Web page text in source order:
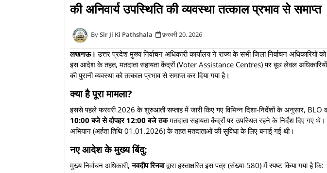
की अनिवार्य उपस्थिति की व्यवस्था तत्काल प्रभाव से समाप्त
Sir Ji Ki Pathshala फ़रवरी 20, 2026
लखनऊ। उत्तर प्रदेश मुख्य निर्वाचन अधिकारी कार्यालय ने राज्य के सभी जिला निर्वाचन अधिकारियों
इस आदेश के तहत, मतदाता सहायता केंद्रों (Voter Assistance Centres) पर बूथ लेवल अधिकारियों
की पुरानी व्यवस्था को तत्काल प्रभाव से समाप्त कर दिया गया है।
​क्या है पूरा मामला?
​इससे पहले फरवरी 2026 के शुरुआती सप्ताह में जारी किए गए विभिन्न दिशा-निर्देशों के अनुसार, BLO
10:00 बजे से दोपहर 12:00 बजे तकमतदाता सहायता केंद्रों पर उपस्थित रहने के निर्देश दिए गए थे।
अभियान (अर्हता तिथि 01.01.2026) के तहत मतदाताओं की सुविधा के लिए बनाई गई थी।
​नए आदेश के मुख्य बिंदु:
​मुख्य निर्वाचन अधिकारी,नवदीप रिनवाद्वारा हस्ताक्षरित इस पत्र (संख्या-580) में स्पष्ट किया गया है कि: